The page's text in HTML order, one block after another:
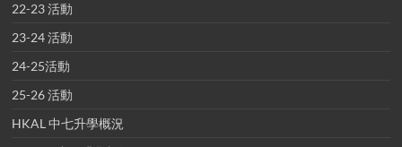
22-23 活動
23-24 活動
24-25活動
25-26 活動
HKAL 中七升學概況